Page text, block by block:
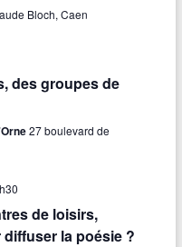
Bloch, Caen
des groupes de
27 boulevard de
de loisirs,
la poésie ?